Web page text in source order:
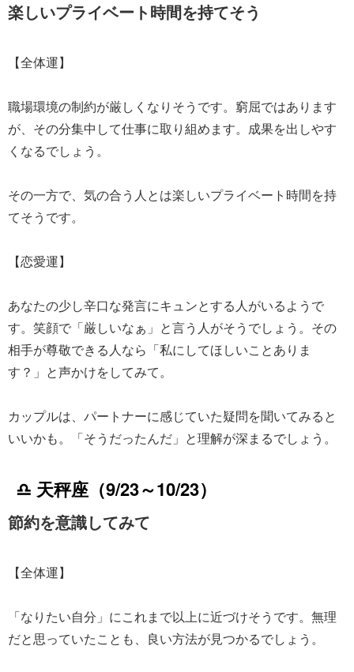
楽しいプライベート時間を持てそう
【全体運】
職場環境の制約が厳しくなりそうです。窮屈ではあります
が、その分集中して仕事に取り組めます。成果を出しやす
くなるでしょう。
その一方で、気の合う人とは楽しいプライベート時間を持
てそうです。
【恋愛運】
あなたの少し辛口な発言にキュンとする人がいるようで
す。笑顔で「厳しいなぁ」と言う人がそうでしょう。その
相手が尊敬できる人なら「私にしてほしいことありま
す？」と声かけをしてみて。
カップルは、パートナーに感じていた疑問を聞いてみると
いいかも。「そうだったんだ」と理解が深まるでしょう。
♎ 天秤座（9/23～10/23）
節約を意識してみて
【全体運】
「なりたい自分」にこれまで以上に近づけそうです。無理
だと思っていたことも、良い方法が見つかるでしょう。